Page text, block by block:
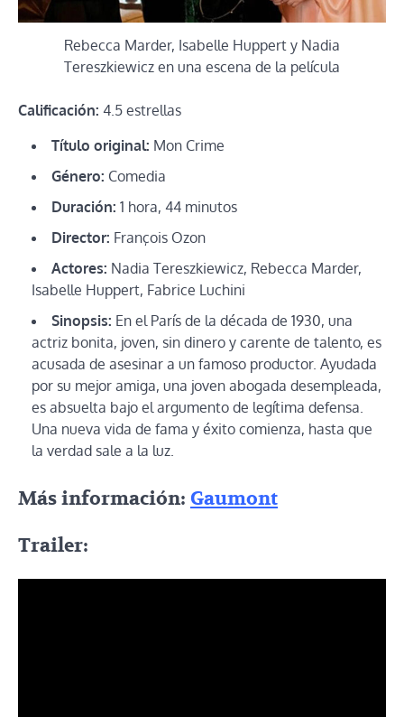
Rebecca Marder, Isabelle Huppert y Nadia
Tereszkiewicz en una escena de la película
Calificación: 4.5 estrellas
Título original: Mon Crime
Género: Comedia
Duración: 1 hora, 44 minutos
Director: François Ozon
Actores: Nadia Tereszkiewicz, Rebecca Marder,
Isabelle Huppert, Fabrice Luchini
Sinopsis: En el París de la década de 1930, una
actriz bonita, joven, sin dinero y carente de talento, es
acusada de asesinar a un famoso productor. Ayudada
por su mejor amiga, una joven abogada desempleada,
es absuelta bajo el argumento de legítima defensa.
Una nueva vida de fama y éxito comienza, hasta que
la verdad sale a la luz.
Más información: Gaumont
Trailer: